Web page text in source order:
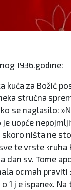
1936.godine:
za Božić
stručna
se naglasilo:
je uopće
ništa ne
te vrste
sv. Tome
odmah
1 j e